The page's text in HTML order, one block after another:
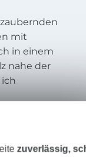
mit
in einem
nahe der
alt war
zuverlässig,